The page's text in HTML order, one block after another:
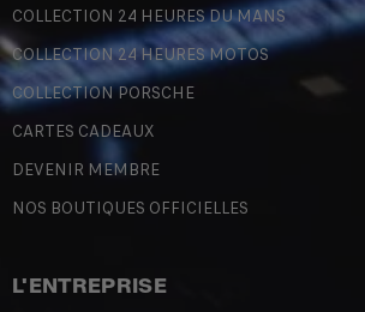
COLLECTION 24 HEURES DU MANS
COLLECTION 24 HEURES MOTOS
COLLECTION PORSCHE
CARTES CADEAUX
DEVENIR MEMBRE
NOS BOUTIQUES OFFICIELLES
L'ENTREPRISE